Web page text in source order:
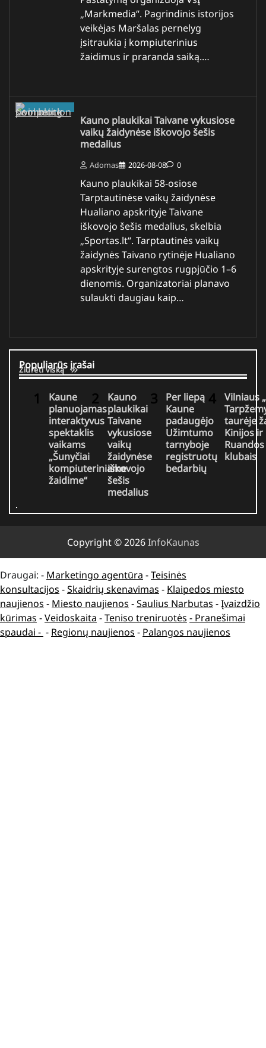
„Markmedia“. Pagrindinis istorijos
veikėjas Maršalas pernelyg
įsitraukia į kompiuterinius
žaidimus ir praranda saiką.…
Kauno plaukikai Taivane vykusiose
vaikų žaidynėse iškovojo šešis
medalius
Adomas 2026-08-08 0
Kauno plaukikai 58-osiose
Tarptautinėse vaikų žaidynėse
Hualiano apskrityje Taivane
iškovojo šešis medalius, skelbia
„Sportas.lt“. Tarptautinės vaikų
žaidynės Taivano rytinėje Hualiano
apskrityje surengtos rugpjūčio 1–6
dienomis. Organizatoriai planavo
sulaukti daugiau kaip…
Populiarūs įrašai
Žiūrėti viską
Kaune
planuojamas
interaktyvus
spektaklis
vaikams
„Šunyčiai
kompiuteriniame
žaidime“
Kauno
plaukikai
Taivane
vykusiose
vaikų
žaidynėse
iškovojo
šešis
medalius
Per liepą
Kaune
padaugėjo
Užimtumo
tarnyboje
registruotų
bedarbių
Vilniaus
taurėje
Kinijos ir
Ruandos
klubais
Copyright © 2026InfoKaunas
Draugai: - Marketingo agentūra -Teisinės
konsultacijos -Skaidrių skenavimas - Klaipedos miesto
naujienos - Miesto naujienos -Saulius Narbutas -Įvaizdžio
kūrimas -Veidoskaita -Teniso treniruotės - Pranešimai
spaudai - - Regionų naujienos - Palangos naujienos